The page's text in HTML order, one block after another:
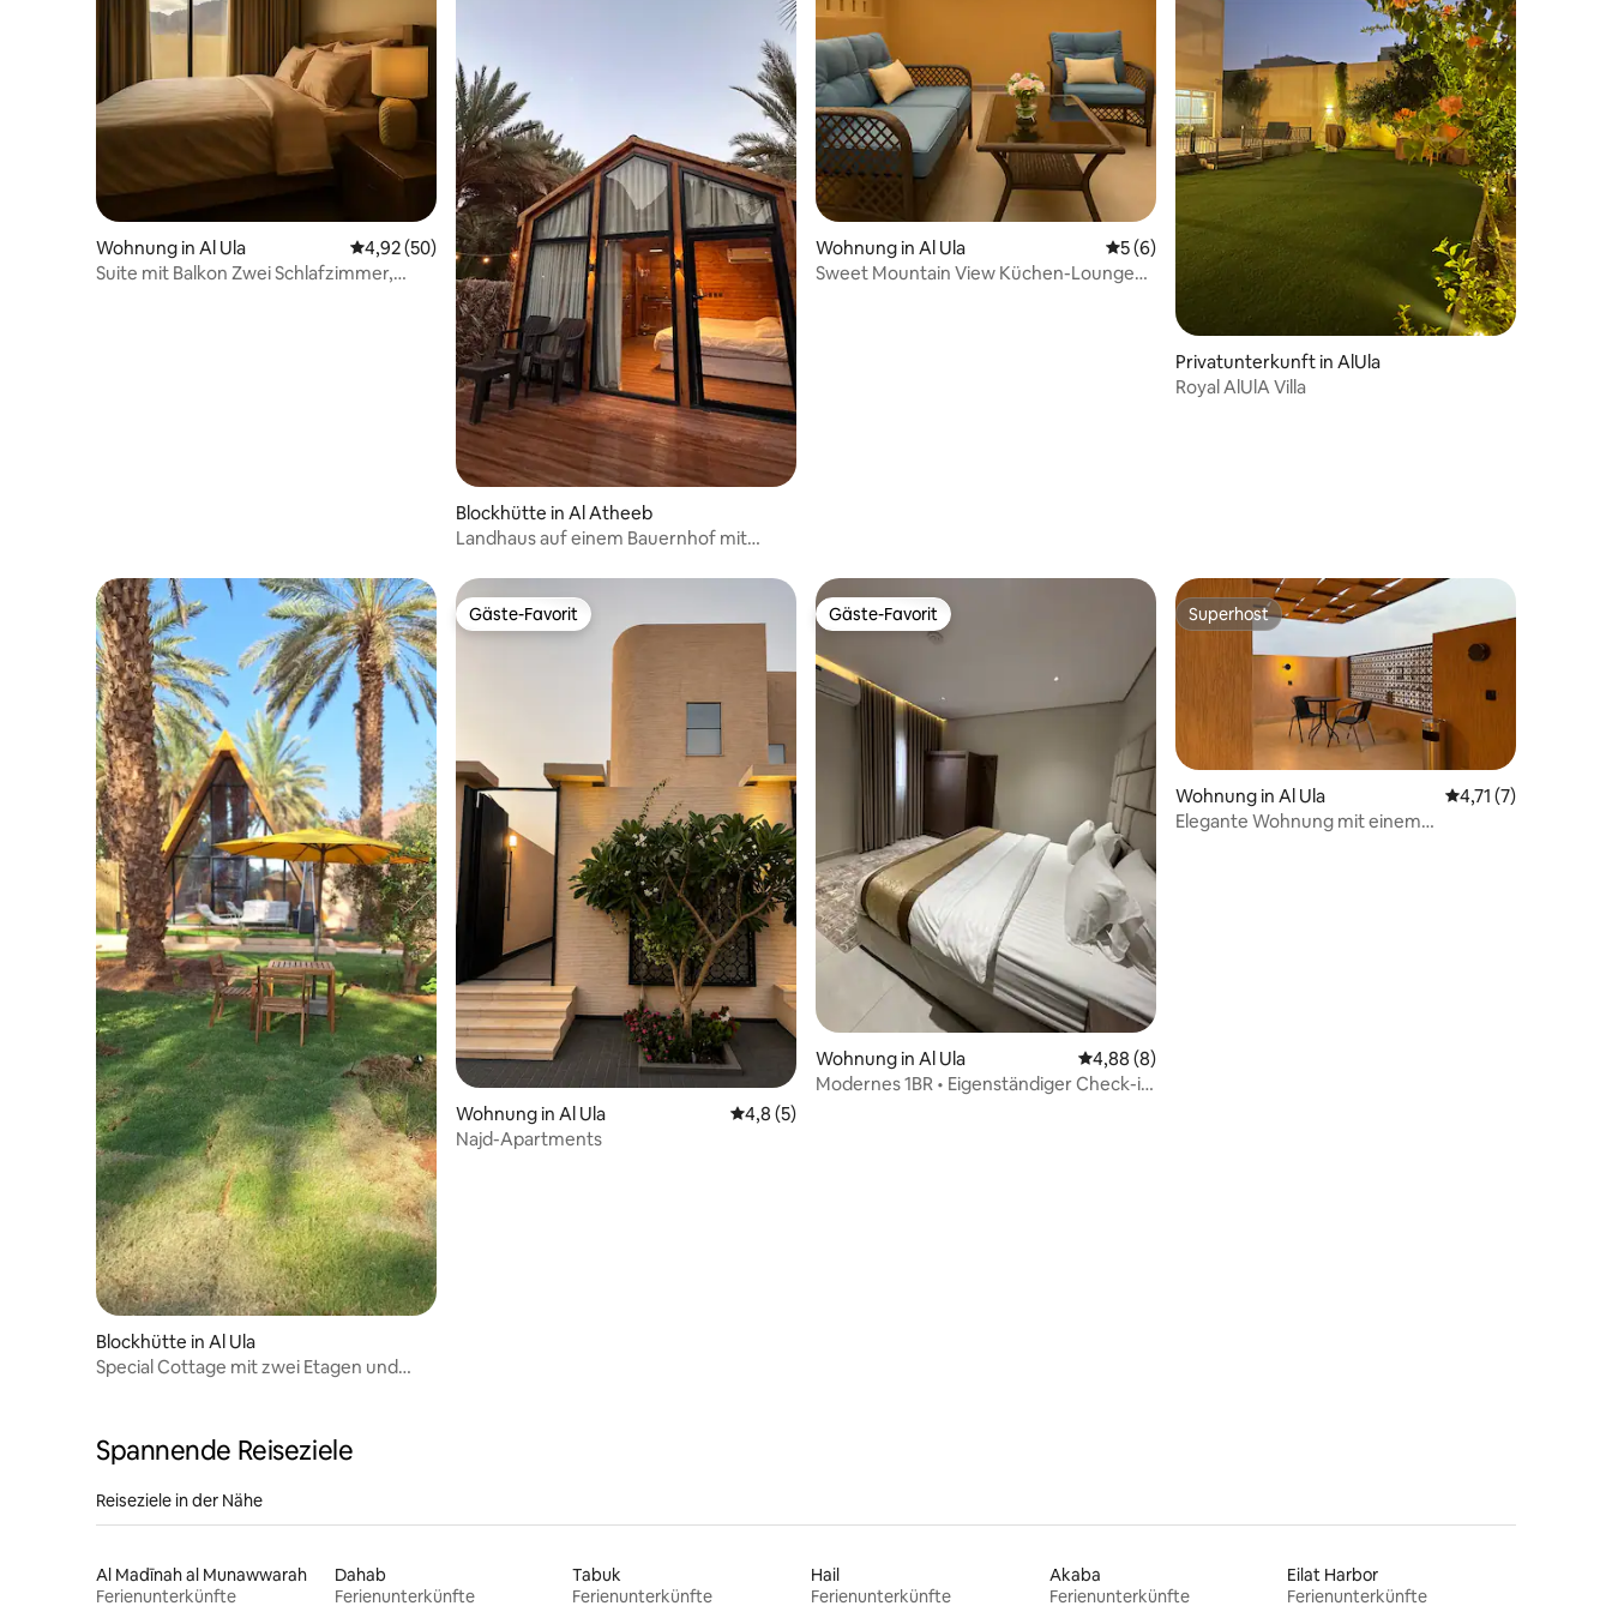
Wohnung in Al Ula Durchschnittliche Bewertung: 4,92 von 5, 50 Bewertungen
4,92 (50)
Suite mit Balkon Zwei Schlafzimmer,
Blockhütte in Al Atheeb
Landhaus auf einem Bauernhof mit
Außenbereich
Wohnung in Al Ula Durchschnittliche Bewertung: 5 von 5, 6 Bewertungen
5 (6)
Sweet Mountain View Küchen-Lounge
Privatunterkunft in AlUla
Royal AlUlA Villa
Blockhütte in Al Ula
Special Cottage mit zwei Etagen und
Gäste-Favorit
Gäste-Favorit
Wohnung in Al Ula Durchschnittliche Bewertung: 4,8 von 5, 5 Bewertungen
4,8 (5)
Najd-Apartments
Gäste-Favorit
Gäste-Favorit
Wohnung in Al Ula Durchschnittliche Bewertung: 4,88 von 5, 8 Bewertungen
4,88 (8)
Modernes 1BR • Eigenständiger Check-in
Superhost
Superhost
Wohnung in Al Ula Durchschnittliche
4,71 (7)
Elegante Wohnung mit einem
Spannende Reiseziele
Reiseziele in der Nähe
Al Madīnah al Munawwarah
Ferienunterkünfte
Dahab
Ferienunterkünfte
Tabuk
Ferienunterkünfte
Hail
Ferienunterkünfte
Akaba
Ferienunterkünfte
Eilat Harbor
Ferienunterkünfte